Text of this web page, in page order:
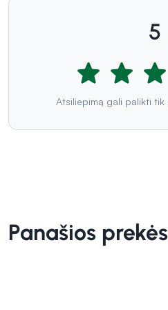
5
Atsiliepimą gali palikti tik
Panašios prekės